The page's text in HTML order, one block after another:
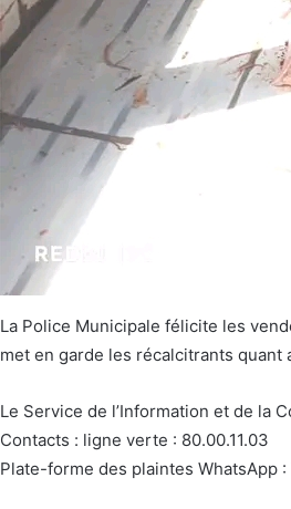
La Police Municipale félicite les
met en garde les récalcitrants
Le Service de l’Information et de la
Contacts : ligne verte : 80.00.11.03
Plate-forme des plaintes WhatsApp :